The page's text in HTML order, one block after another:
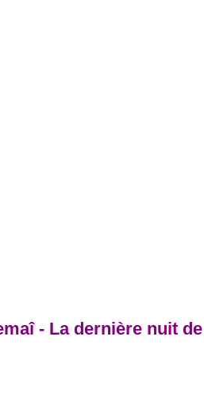
- La dernière nuit